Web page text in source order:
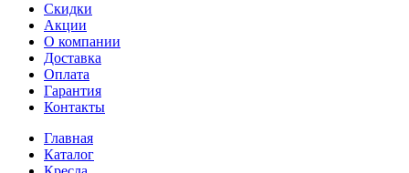
Скидки
Акции
О компании
Доставка
Оплата
Гарантия
Контакты
Главная
Каталог